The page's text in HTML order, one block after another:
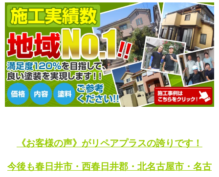
《お客様の声》がリペアプラスの誇りです！
今後も春日井市・西春日井郡・北名古屋市・名古